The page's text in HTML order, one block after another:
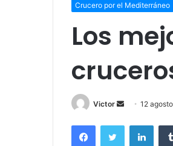
Crucero por el Mediterráneo
Los
Victor
Send
email
12
FacebookTwitter